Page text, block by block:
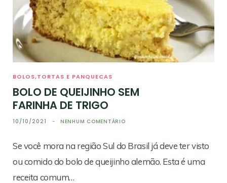
BOLOS,TORTAS E PANQUECAS
BOLO DE QUEIJINHO SEM
FARINHA DE TRIGO
10/10/2021 NENHUM COMENTÁRIO
Se você mora na região Sul do Brasil já deve ter visto
ou comido do bolo de queijinho alemão. Esta é uma
receita comum…